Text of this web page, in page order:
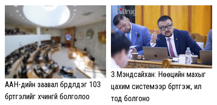
ААН-үүдийн заавал бүрдүүлдэг 103
бүртгэлийг хүчингүй болголоо
З.Мэндсайхан: Нөөцийн махыг
цахим системээр бүртгэж, ил
тод болгоно